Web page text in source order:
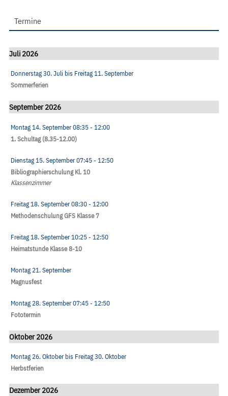
Termine
Juli 2026
Donnerstag 30. Juli bis Freitag 11. September
Sommerferien
September 2026
Montag 14. September08:35- 12:00
1. Schultag (8.35-12.00)
Dienstag 15. September07:45- 12:50
Bibliographierschulung Kl. 10
Klassenzimmer
Freitag 18. September08:30- 12:00
Methodenschulung GFS Klasse 7
Freitag 18. September10:25- 12:50
Heimatstunde Klasse 8-10
Montag 21. September
Magnusfest
Montag 28. September07:45- 12:50
Fototermin
Oktober 2026
Montag 26. Oktoberbis Freitag 30. Oktober
Herbstferien
Dezember 2026